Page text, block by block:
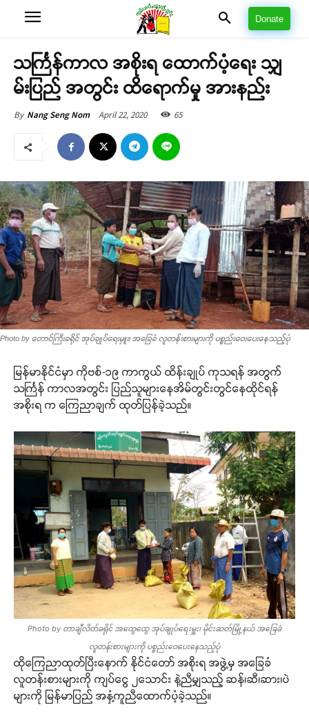
Donate
သင်္ကြန်ကာလ အစိုးရ ထောက်ပံ့ရေး သျှ
မ်းပြည် အတွင်း ထိရောက်မှု အားနည်း
By Nang Seng Nom April 22, 2020 65
Photo by တောင်ကြီးခရိုင် အုပ်ချုပ်ရေးမှူး၊ အခြေခံ လူတန်းစားများကို ပစ္စည်းဝေးပေးနေသည့်ပုံ
မြန်မာနိုင်ငံမှာ ကိုဗစ်-၁၉ ကာကွယ် ထိန်းချုပ် ကုသရန် အတွက်
သင်္ကြန် ကာလအတွင်း ပြည်သူများနေအိမ်တွင်းတွင်နေထိုင်ရန်
အစိုးရ က ကြေညာချက် ထုတ်ပြန်ခဲ့သည်။
Photo by တာချီလိတ်ခရိုင် အထွေထွေ အုပ်ချုပ်ရေးမှူး၊ မိုင်းဆတ်မြို့နယ် အခြေခံ
လူတန်းစားများကို ပစ္စည်းဝေပေးနေသည့်ပုံ
ထိုကြေညာထုတ်ပြီးနောက် နိုင်ငံတော် အစိုးရ အဖွဲ့မှ အခြေခံ
လူတန်းစားများကို ကျပ်ငွေ ၂သောင်း နဲ့ညီမျှသည့် ဆန်၊ဆီ၊ဆား၊ပဲ
များကို မြန်မာပြည် အနှံ့ကူညီထောက်ပံ့ခဲ့သည်။